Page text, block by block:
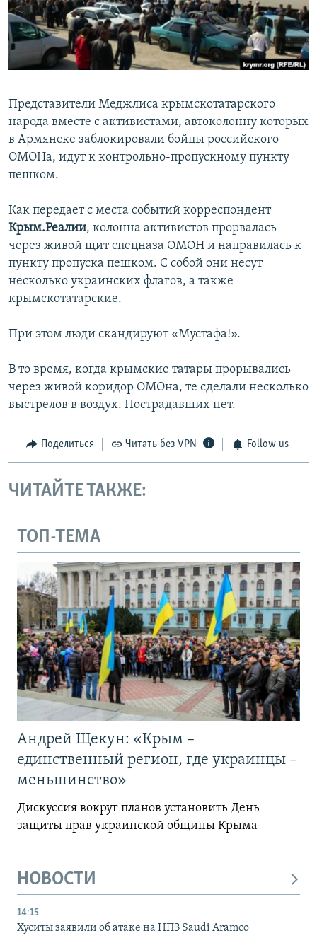
ПОБЕДИТЕЛЕЙ НЕ СУДЯТ?
КРЫМ.НЕПОКОРЕННЫЙ
ELIFBE
ПРИСОЕДИНЯЙТЕСЬ!
Все сайты RFE/RL
Представители Меджлиса крымскотатарского
народа вместе с активистами, автоколонну которых
в Армянске заблокировали бойцы российского
ОМОНа, идут к контрольно-пропускному пункту
пешком.
Как передает с места событий корреспондент
Крым.Реалии, колонна активистов прорвалась
через живой щит спецназа ОМОН и направилась к
пункту пропуска пешком. С собой они несут
несколько украинских флагов, а также
крымскотатарские.
При этом люди скандируют «Мустафа!».
В то время, когда крымские татары прорывались
через живой коридор ОМОна, те сделали несколько
выстрелов в воздух. Пострадавших нет.
Поделиться Читать без VPN Follow us
ЧИТАЙТЕ ТАКЖЕ:
ТОП-ТЕМА
Андрей Щекун: «Крым –
единственный регион, где украинцы –
меньшинство»
Дискуссия вокруг планов установить День
защиты прав украинской общины Крыма
НОВОСТИ
14:15
Хуситы заявили об атаке на НПЗ Saudi Aramco